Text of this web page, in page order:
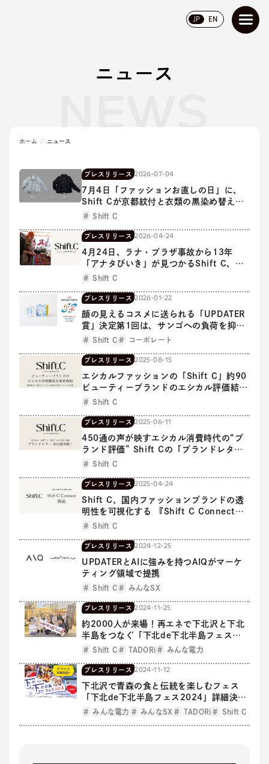
JP EN
ニュース
ホーム ニュース
プレスリリース 2026-07-04
7月4日「ファッションお直しの日」に、
Shift Cが京都紋付と衣類の黒染め替えサ
ービスを開始
Shift C
プレスリリース 2026-04-24
4月24日、ラナ・プラザ事故から13年
「アナタびいき」が見つかるShift C、ラ
イターとともに背景まで愛せて、手に取り
Shift C
プレスリリース 2026-01-22
顔の見えるコスメに送られる「UPDATER
賞」決定第1回は、サンゴへの負荷を抑え
たUVクリームに！
Shift C コーポレート
プレスリリース 2025-08-15
エシカルファッションの「Shift C」約90
ビューティーブランドのエシカル評価結果
を公表！
Shift C
プレスリリース 2025-06-11
450通の声が映すエシカル消費時代の“ブ
ランド評価” Shift Cの「ブランドレタ
ー」が生む 顧客とブランドの新たな対話
Shift C
プレスリリース 2025-04-24
Shift C、国内ファッションブランドの透
明性を可視化する 『Shift C Connect』
を開始
Shift C
プレスリリース 2024-12-25
UPDATERとAIに強みを持つAIQがマーケ
ティング領域で提携
Shift C みんなSX
プレスリリース 2024-11-25
約2000人が来場！再エネで下北沢と下北
半島をつなぐ「下北de下北半島フェス
2024」を開催しました
Shift C TADORi みんな電力
プレスリリース 2024-11-12
下北沢で青森の食と伝統を楽しむフェス
「下北de下北半島フェス2024」詳細決
定！みんな電力 みんなSX TADORi Shift C